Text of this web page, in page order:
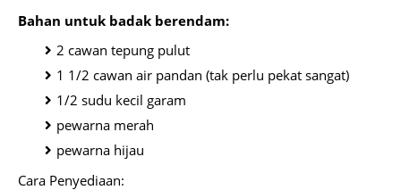
Bahan untuk badak berendam:
2 cawan tepung pulut
1 1/2 cawan air pandan (tak perlu pekat sangat)
1/2 sudu kecil garam
pewarna merah
pewarna hijau
Cara Penyediaan: